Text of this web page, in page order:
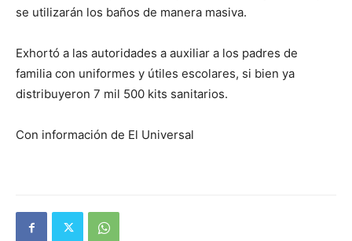
se utilizarán los baños de manera masiva.
Exhortó a las autoridades a auxiliar a los padres de
familia con uniformes y útiles escolares, si bien ya
distribuyeron 7 mil 500 kits sanitarios.
Con información de El Universal